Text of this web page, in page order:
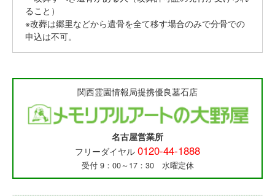
ること）
※改葬は郷里などから遺骨を全て移す場合のみで分骨での
申込は不可。
関西霊園情報局提携優良墓石店
名古屋営業所
フリーダイヤル 0120-44-1888
受付 9：00～17：30 水曜定休